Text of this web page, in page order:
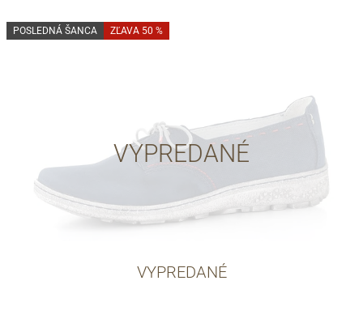
VYPREDANÉ
POSLEDNÁ ŠANCA ZĽAVA 50 %
VYPREDANÉ